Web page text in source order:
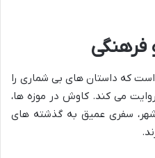
فرهنگی
است که داستان های بی شماری را
می کند. کاوش در موزه ها،
سفری عمیق به گذشته های